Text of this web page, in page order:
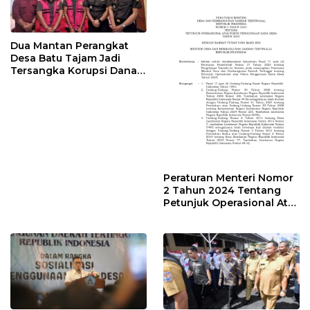
Dua Mantan Perangkat
Desa Batu Tajam Jadi
Tersangka Korupsi Dana
Peraturan Menteri Nomor
2 Tahun 2024 Tentang
Petunjuk Operasional Atas